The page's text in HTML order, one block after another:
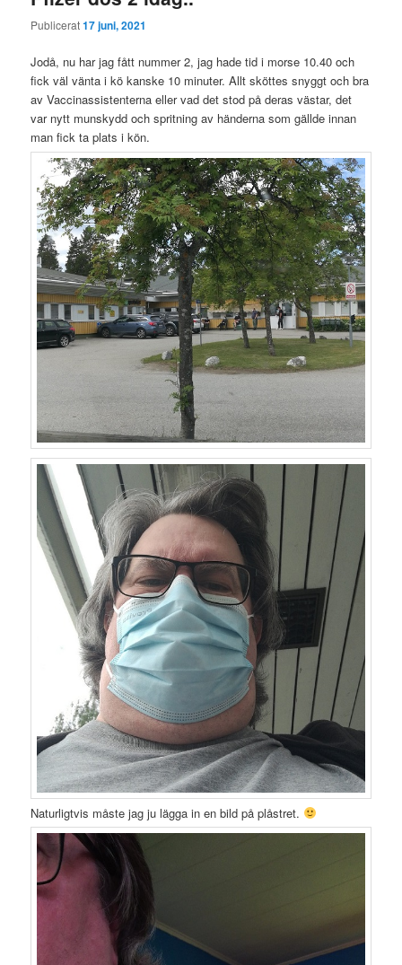
Publicerat17 juni, 2021
Jodå, nu har jag fått nummer 2, jag hade tid i morse 10.40 och
fick väl vänta i kö kanske 10 minuter. Allt sköttes snyggt och bra
av Vaccinassistenterna eller vad det stod på deras västar, det
var nytt munskydd och spritning av händerna som gällde innan
man fick ta plats i kön.
Naturligtvis måste jag ju lägga in en bild på plåstret.